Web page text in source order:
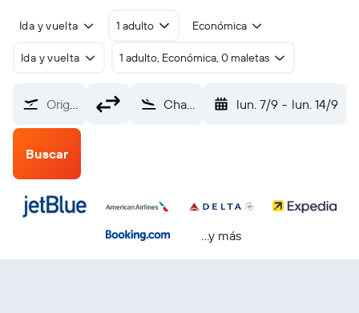
Ida y vuelta 1 adulto Económica
Ida y vuelta 1 adulto, Económica, 0 maletas
Origen Charleston (CHS) lun. 7/9 - lun. 14/9
Buscar
...y más
25s
24s
23s
22s
21s
20s
19s
18s
17s
16s
15s
14s
13s
12s
11s
10s
9s
8s
7s
6s
5s
4s
3s
2s